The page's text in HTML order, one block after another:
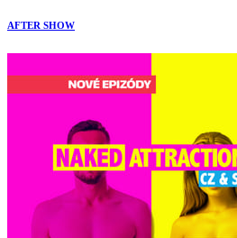
AFTER SHOW